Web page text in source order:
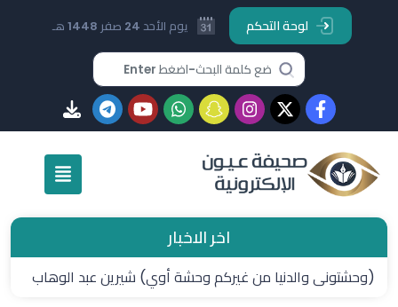
لوحة التحكم يوم الأحد 24 صفر 1448 هـ
اخر الاخبار
(وحشتونى والدنيا من غيركم وحشة أوي) شيرين عبد الوهاب